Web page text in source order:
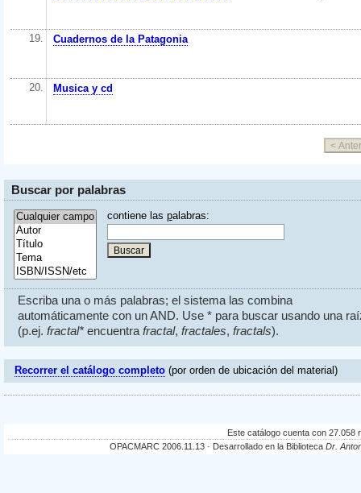
19. Cuadernos de la Patagonia
20. Musica y cd
Buscar por palabras
contiene las palabras:
Escriba una o más palabras; el sistema las combina
automáticamente con un AND. Use * para buscar usando una
(p.ej. fractal*encuentra fractal, fractales, fractals).
Recorrer el catálogo completo(por orden de ubicación del material)
Este catálogo cuenta con 27.058
OPACMARC 2006.11.13 · Desarrollado en la Biblioteca Dr.